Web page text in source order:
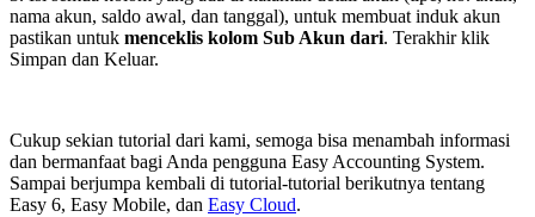
nama akun, saldo awal, dan tanggal), untuk membuat induk akun
pastikan untuk menceklis kolom Sub Akun dari. Terakhir klik
Simpan dan Keluar.
Cukup sekian tutorial dari kami, semoga bisa menambah informasi
dan bermanfaat bagi Anda pengguna Easy Accounting System.
Sampai berjumpa kembali di tutorial-tutorial berikutnya tentang
Easy 6, Easy Mobile, dan Easy Cloud.